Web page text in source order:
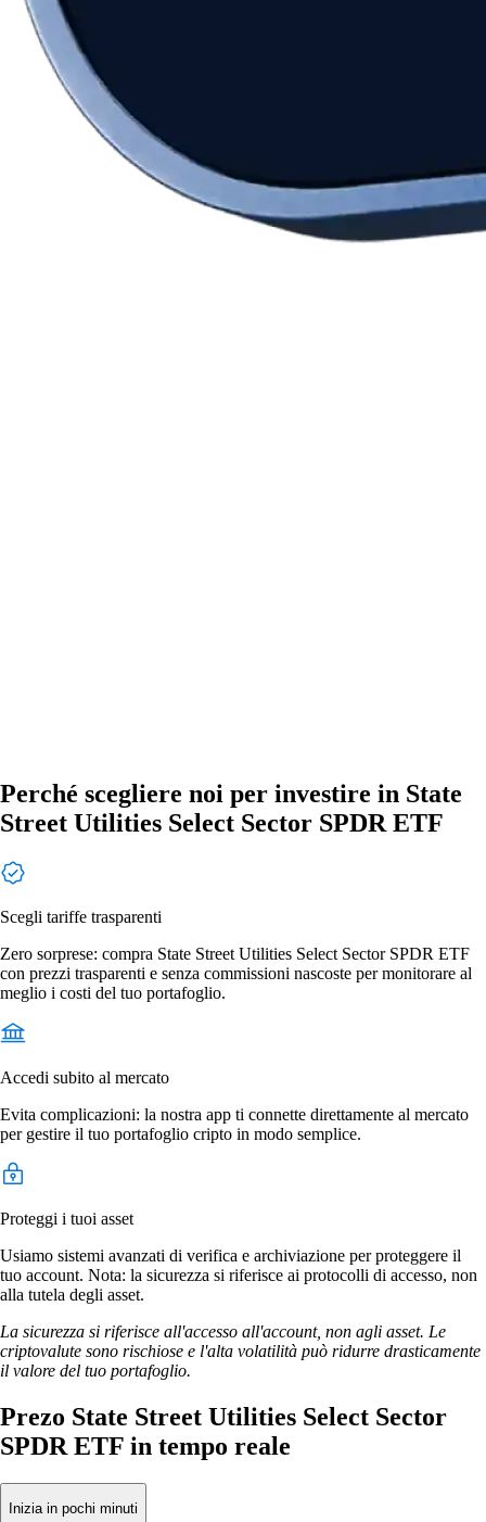
Perché scegliere noi per investire in State
Street Utilities Select Sector SPDR ETF
Scegli tariffe trasparenti
Zero sorprese: compra State Street Utilities Select Sector SPDR ETF
con prezzi trasparenti e senza commissioni nascoste per monitorare al
meglio i costi del tuo portafoglio.
Accedi subito al mercato
Evita complicazioni: la nostra app ti connette direttamente al mercato
per gestire il tuo portafoglio cripto in modo semplice.
Proteggi i tuoi asset
Usiamo sistemi avanzati di verifica e archiviazione per proteggere il
tuo account. Nota: la sicurezza si riferisce ai protocolli di accesso, non
alla tutela degli asset.
La sicurezza si riferisce all'accesso all'account, non agli asset. Le
criptovalute sono rischiose e l'alta volatilità può ridurre drasticamente
il valore del tuo portafoglio.
Prezo State Street Utilities Select Sector
SPDR ETF in tempo reale
Inizia in pochi minuti